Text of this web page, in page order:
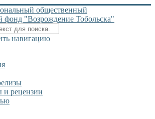
навигацию
и рецензии